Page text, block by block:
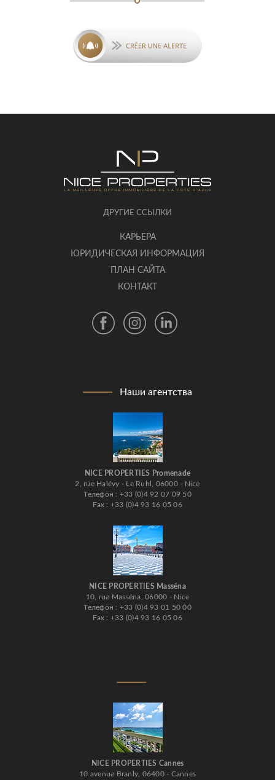
ДРУГИЕ ССЫЛКИ
КАРЬЕРА
ЮРИДИЧЕСКАЯ ИНФОРМАЦИЯ
ПЛАН САЙТА
КОНТАКТ
Наши агентства
NICE PROPERTIES Promenade
2, rue Halévy - Le Ruhl, 06000 - Nice
Телефон : +33 (0)4 92 07 09 50
Fax : +33 (0)4 93 16 05 06
NICE PROPERTIES Masséna
10, rue Masséna, 06000 - Nice
Телефон : +33 (0)4 93 01 50 00
Fax : +33 (0)4 93 16 05 06
NICE PROPERTIES Cannes
10 avenue Branly, 06400 - Cannes